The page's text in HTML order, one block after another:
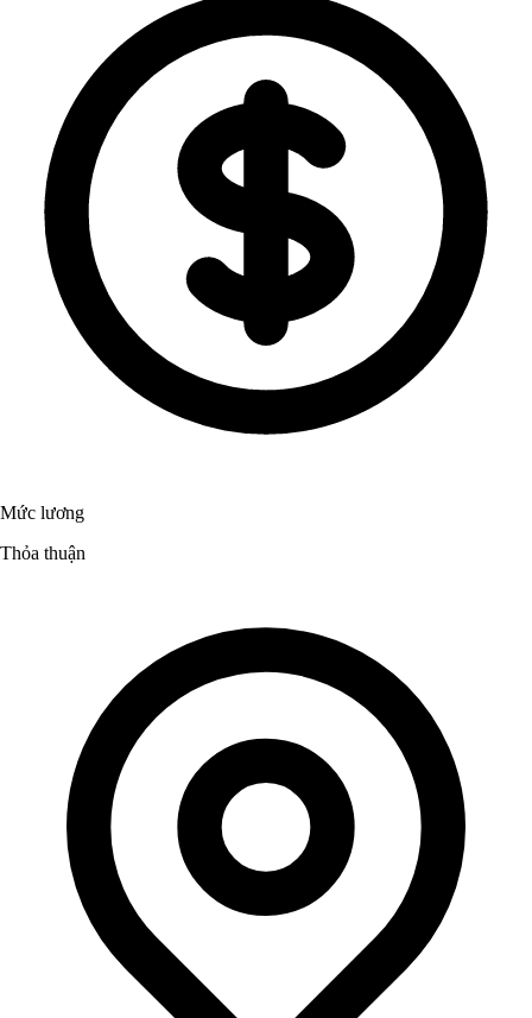
Mức lương
Thỏa thuận